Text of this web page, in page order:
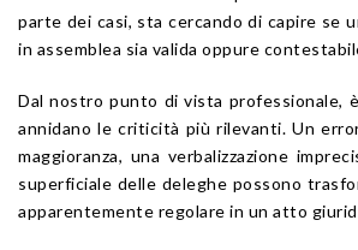
parte dei casi, sta cercando di capire se
in assemblea sia valida oppure
Dal nostro punto di vista professionale,
annidano le criticità più rilevanti. Un
maggioranza, una verbalizzazione
superficiale delle deleghe possono
apparentemente regolare in un atto